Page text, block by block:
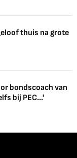
thuis na grote
bondscoach van
bij PEC...'